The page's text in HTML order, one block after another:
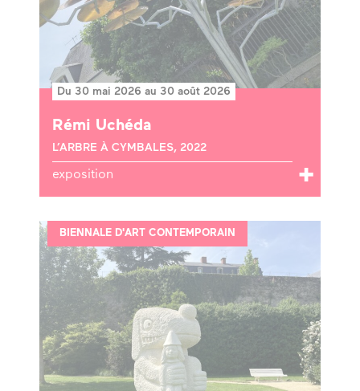
Du 30 mai 2026 au 30 août 2026
Rémi Uchéda
L’ARBRE À CYMBALES, 2022
exposition
BIENNALE D'ART CONTEMPORAIN